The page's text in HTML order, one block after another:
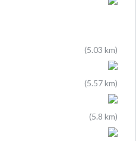
(5.03 km)
(5.57 km)
(5.8 km)